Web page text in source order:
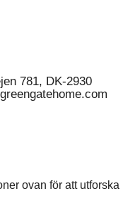
781, DK-2930
ovan för att utforska